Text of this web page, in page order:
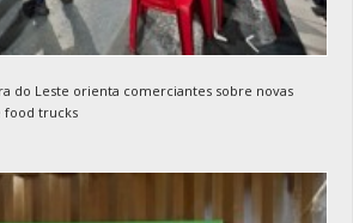
do Leste orienta comerciantes sobre novas
food trucks